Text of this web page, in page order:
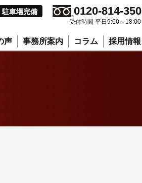
駐車場完備 0120-814-350
受付時間 平日9:00～18:00
声 事務所案内 コラム 採用情報